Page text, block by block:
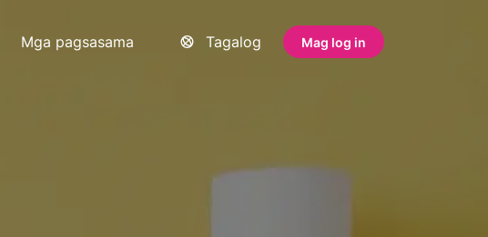
Mga pagsasama Tagalog Mag log in